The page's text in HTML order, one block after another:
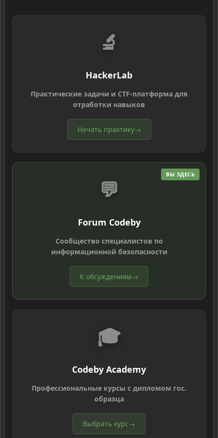
🔬
HackerLab
Практические задачи и CTF-платформа для
отработки навыков
Начать практику→
ВЫ ЗДЕСЬ
💬
Forum Codeby
Сообщество специалистов по
информационной безопасности
К обсуждениям→
🎓
Codeby Academy
Профессиональные курсы с дипломом гос.
образца
Выбрать курс→